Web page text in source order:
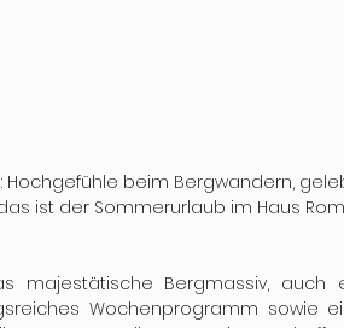
Hochgefühle beim Bergwandern,
ist der Sommerurlaub im Haus
majestätische Bergmassiv, auch
Wochenprogramm sowie